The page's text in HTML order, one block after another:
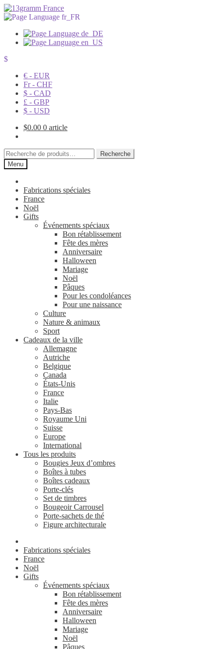
$
€ - EUR
Fr - CHF
$ - CAD
£ - GBP
$ - USD
$0.00 0 article
Recherche
pour :
Recherche
Menu
Fabrications spéciales
France
Noël
Gifts
Événements spéciaux
Bon rétablissement
Fête des mères
Anniversaire
Halloween
Mariage
Noël
Pâques
Pour les condoléances
Pour une naissance
Culture
Nature & animaux
Sport
Cadeaux de la ville
Allemagne
Autriche
Belgique
Canada
États-Unis
France
Italie
Pays-Bas
Royaume Uni
Suisse
Europe
International
Tous les produits
Bougies Jeux d’ombres
Boîtes à tubes
Boîtes cadeaux
Porte-clés
Set de timbres
Bougeoir Carrousel
Porte-sachets de thé
Figure architecturale
Fabrications spéciales
France
Noël
Gifts
Événements spéciaux
Bon rétablissement
Fête des mères
Anniversaire
Halloween
Mariage
Noël
Pâques